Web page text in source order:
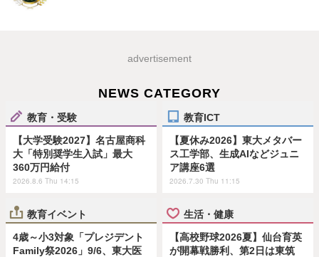
advertisement
NEWS CATEGORY
教育・受験
【大学受験2027】名古屋商科
大「特別奨学生入試」最大
360万円給付
2026.8.6 Thu 14:15
教育ICT
【夏休み2026】東大メタバー
ス工学部、生成AIなどジュニ
ア講座6選
2026.7.30 Thu 11:15
教育イベント
4歳～小3対象「プレジデント
Family祭2026」9/6、東大医
生活・健康
【高校野球2026夏】仙台育英
が開幕戦勝利、第2日は東筑